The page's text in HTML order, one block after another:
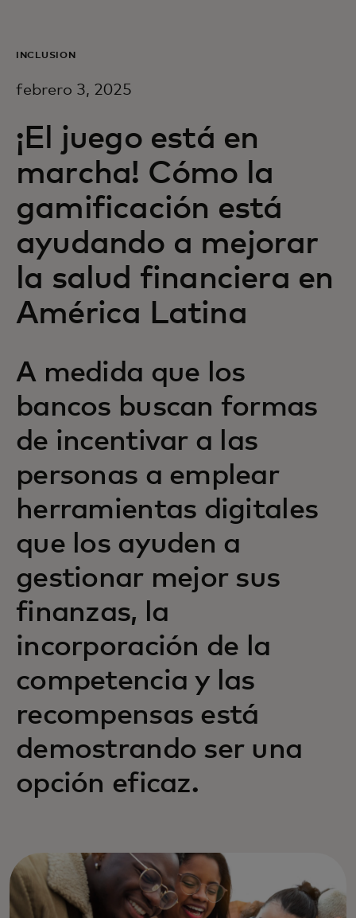
Para el mundo
Para innovadores
Noticias y tendencias
INCLUSIÓN
febrero 3, 2025
¡El juego está en
marcha! Cómo la
gamificación está
ayudando a mejorar
la salud financiera en
América Latina
A medida que los
bancos buscan formas
de incentivar a las
personas a emplear
herramientas digitales
que los ayuden a
gestionar mejor sus
finanzas, la
incorporación de la
competencia y las
recompensas está
demostrando ser una
opción eficaz.